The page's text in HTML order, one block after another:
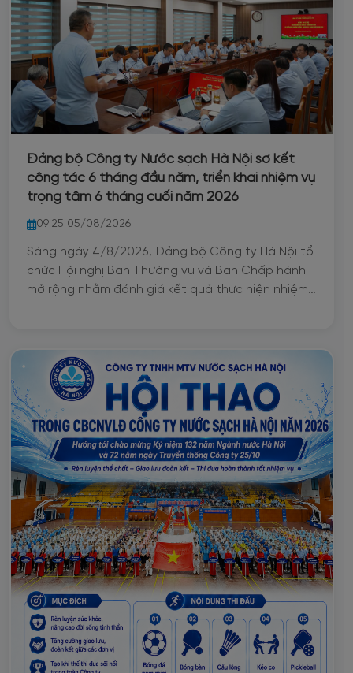
Đảng bộ Công ty Nước sạch Hà Nội sơ kết
công tác 6 tháng đầu năm, triển khai nhiệm vụ
trọng tâm 6 tháng cuối năm 2026
09:25 05/08/2026
Sáng ngày 4/8/2026, Đảng bộ Công ty Hà Nội tổ
chức Hội nghị Ban Thường vụ và Ban Chấp hành
mở rộng nhằm đánh giá kết quả thực hiện nhiệm
2026. Hội nghị tập trung làm rõ vai trò lãnh đạo
của tổ chức Đảng trong bảo đảm cấp nước an
toàn, phát triển nguồn và mạng lưới cấp nước,
đẩy mạnh chuyển đổi số và nâng cao chất lượng
phục vụ nhân dân Thủ đô.